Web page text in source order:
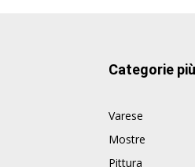
Categorie
Varese
Mostre
Pittura